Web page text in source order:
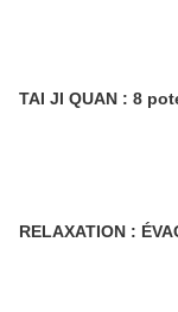
TAI JI QUAN : 8
RELAXATION :